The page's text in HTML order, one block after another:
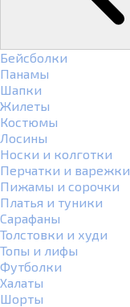
Бейсболки
Панамы
Шапки
Жилеты
Костюмы
Лосины
Носки и колготки
Перчатки и варежки
Пижамы и сорочки
Платья и туники
Сарафаны
Толстовки и худи
Топы и лифы
Футболки
Халаты
Шорты